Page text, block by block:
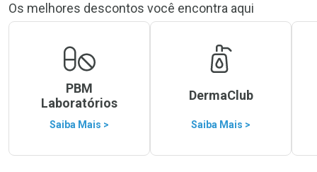
Os melhores descontos você encontra aqui
PBM
Laboratórios
Saiba Mais >
DermaClub
Saiba Mais >